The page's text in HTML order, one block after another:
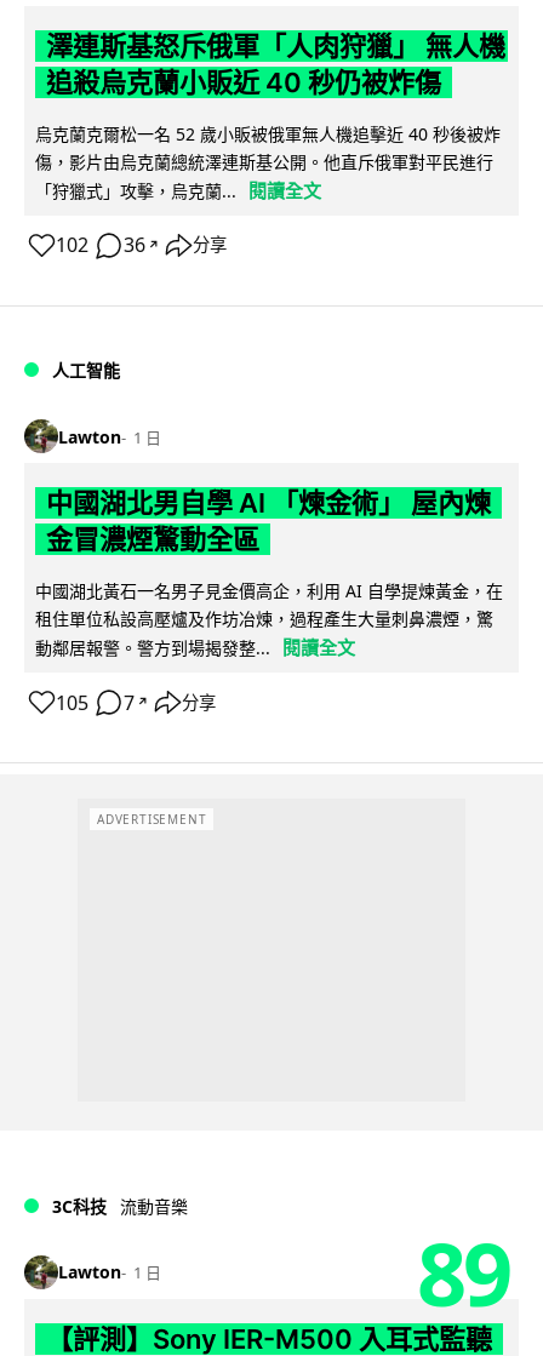
澤連斯基怒斥俄軍「人肉狩獵」 無人機
追殺烏克蘭小販近 40 秒仍被炸傷
烏克蘭克爾松一名 52 歲小販被俄軍無人機追擊近 40 秒後被炸
傷，影片由烏克蘭總統澤連斯基公開。他直斥俄軍對平民進行
「狩獵式」攻擊，烏克蘭...
閱讀全文
102 36 ↗ 分享
人工智能
Lawton 1 日
中國湖北男自學 AI 「煉金術」 屋內煉
金冒濃煙驚動全區
中國湖北黃石一名男子見金價高企，利用 AI 自學提煉黃金，在
租住單位私設高壓爐及作坊冶煉，過程產生大量刺鼻濃煙，驚
動鄰居報警。警方到場揭發整...
閱讀全文
105 7 ↗ 分享
ADVERTISEMENT
3C科技 流動音樂
Lawton 1 日 89
【評測】Sony IER-M500 入耳式監聽